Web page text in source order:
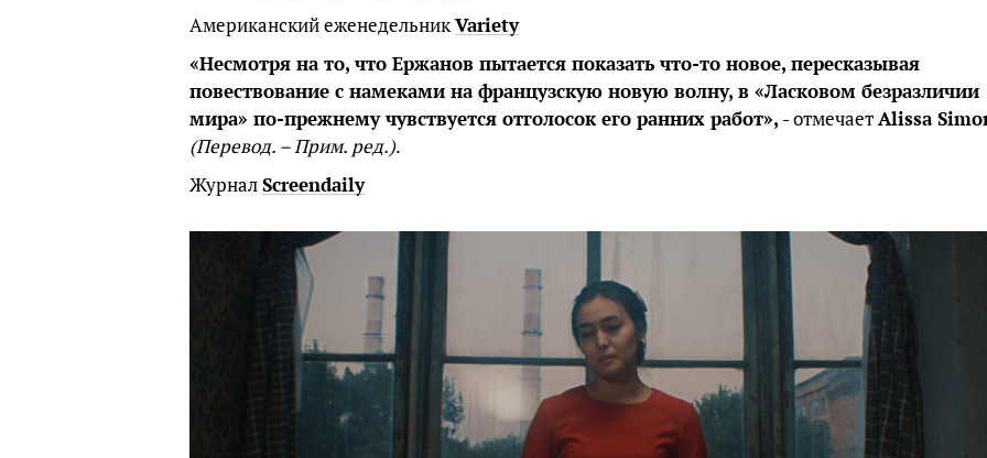
Американский еженедельникVariety
«Несмотря на то, что Ержанов пытается показать что-то новое, пересказывая
повествование с намеками на французскую новую волну, в «Ласковом безразличии
мира» по-прежнему чувствуется отголосок его ранних работ», - отмечаетAlissa
(Перевод. – Прим. ред.).
ЖурналScreendaily